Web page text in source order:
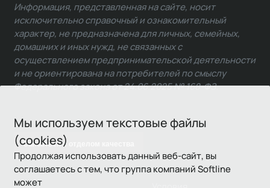
Мы используем текстовые файлы
(cookies)
Продолжая использовать данный веб-сайт, вы
соглашаетесь с тем, что группа компаний Softline
может
Связаться с отделом качества
Информация, представленная на сайте, носит
исключительно справочный и ознакомительный
характер, не предназначена для личных, семейных,
домашних и иных нужд, не связанных с
осуществлением предпринимательской деятельности
и не ориентирована на потребителей по смыслу
Федерального закона от 24.06.2025 № 168-ФЗ.